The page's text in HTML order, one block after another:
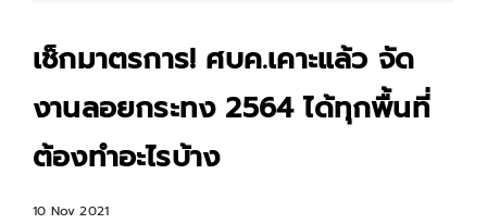
เช็กมาตรการ! ศบค.เคาะแล้ว จัด
งานลอยกระทง 2564 ได้ทุกพื้นที่
ต้องทำอะไรบ้าง
10 Nov 2021